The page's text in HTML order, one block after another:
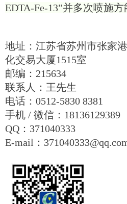
EDTA-Fe-13”并多次喷施方
地址：江苏省苏州市张家
化交易大厦1515室
邮编：215634
联系人：王先生
电话：0512-5830 8381
手机 / 微信：18136129389
QQ：371040333
E-mail：